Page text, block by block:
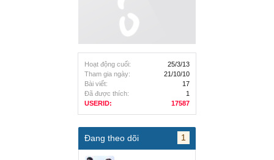
Hoạt động cuối:
25/3/13
Tham gia ngày:
21/10/10
Bài viết:
17
Đã được thích:
1
USERID:
17587
Đang theo dõi 1